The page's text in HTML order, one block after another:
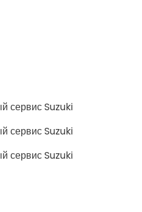
сервис Suzuki
сервис Suzuki
сервис Suzuki